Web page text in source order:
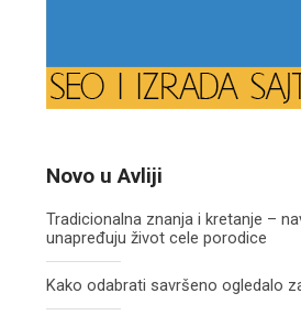
Novo u Avliji
Tradicionalna znanja i kretanje –
unapređuju život cele porodice
Kako odabrati savršeno ogledalo